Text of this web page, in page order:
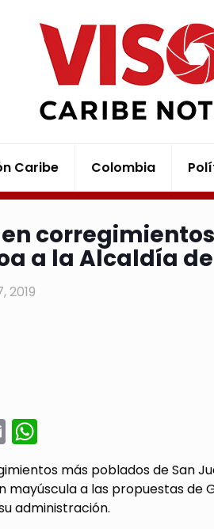
Caribe Colombia
a la Alcaldía
2019
Email
más poblados de San
mayúscula a las propuestas
administración.